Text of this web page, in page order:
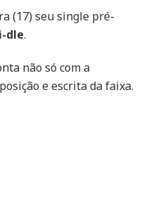
NOWADAYS)
lança
single
lançamento
“Fly
(17) seu single pré-
i-dle.
não só com a
e escrita da faixa.